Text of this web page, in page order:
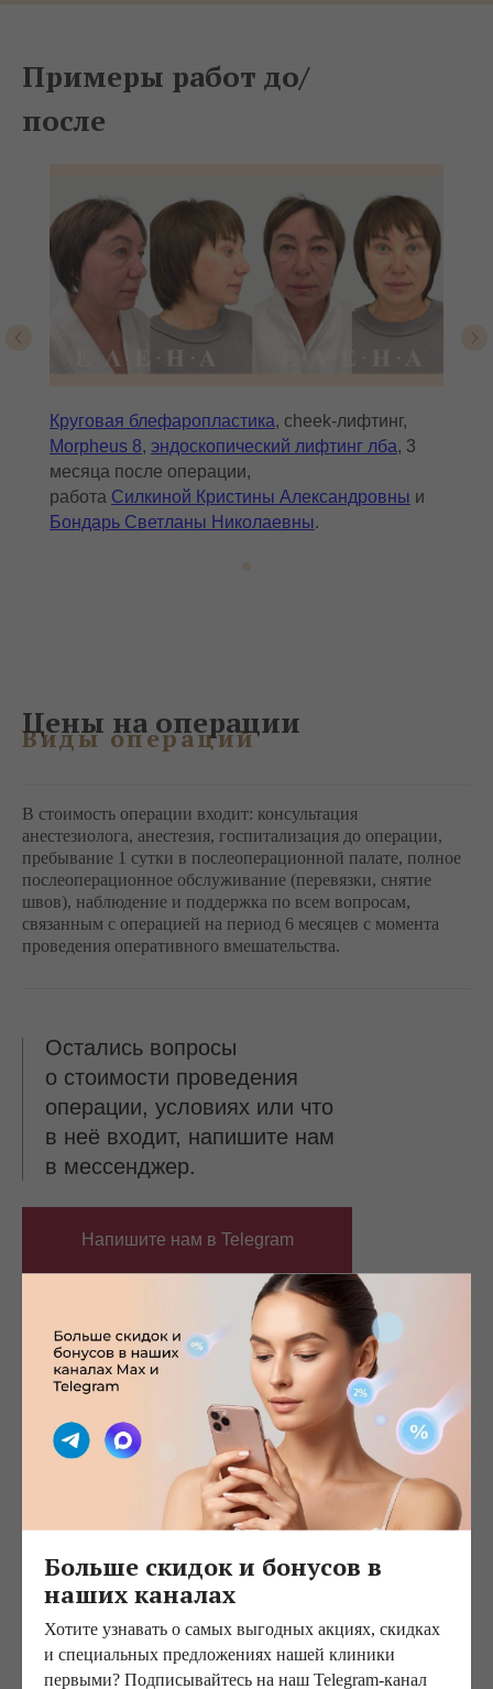
Больше скидок и бонусов в
наших каналах
Хотите узнавать о самых выгодных акциях, скидках
и специальных предложениях нашей клиники
первыми? Подписывайтесь на наш Telegram-канал
Примеры работ до/
после
Круговая блефаропластика, cheek-лифтинг,
Morpheus 8, эндоскопический лифтинг лба, 3
месяца после операции,
работа Силкиной Кристины Александровны и
Бондарь Светланы Николаевны.
Цены на операции
Виды операций
В стоимость операции входит: консультация
анестезиолога, анестезия, госпитализация до операции,
пребывание 1 сутки в послеоперационной палате, полное
послеоперационное обслуживание (перевязки, снятие
швов), наблюдение и поддержка по всем вопросам,
связанным с операцией на период 6 месяцев с момента
проведения оперативного вмешательства.
Остались вопросы
о стоимости проведения
операции, условиях или что
в неё входит, напишите нам
в мессенджер.
Напишите нам в Telegram
Ответы на часто
задаваемые вопросы
В каком возрасте стоит делать cheek
lifting? Имеет ли смысл делать её, если
мне 31?
Показания зависят не столько от возраста, сколько
от состояния тканей. Обычно cheek lifting выполняют
пациентам от 35 до 50 лет, когда появляются выраженные
носогубные складки и провисание средней зоны лица.